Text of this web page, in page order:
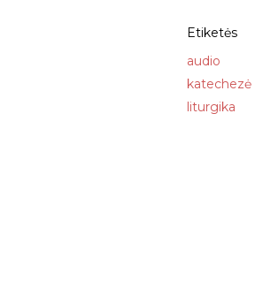
Etiketės
audio
katechezė
liturgika